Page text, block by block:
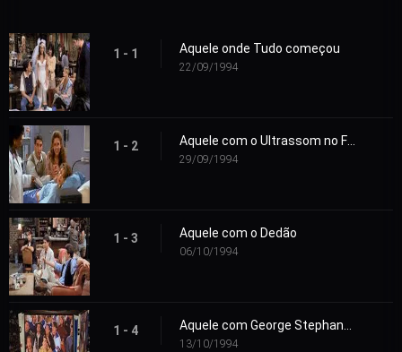
1 - 1 Aquele onde Tudo começou
22/09/1994
1 - 2
29/09/1994
1 - 3 Aquele com o Dedão
06/10/1994
1 - 4
13/10/1994